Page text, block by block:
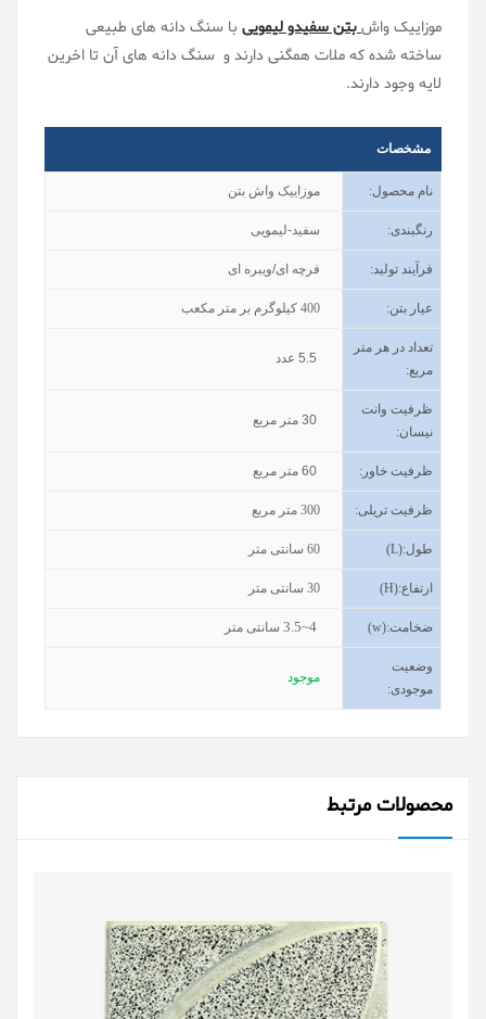
موزاییک واشبتن سفیدو لیمویی با سنگ دانه های طبیعی
ساخته شده که ملات همگنی دارند و سنگ دانه های آن تا اخرین
لایه وجود دارند.
مشخصات
نام محصول: موزاییک واش بتن
رنگبندی: سفید-لیمویی
فرآیند تولید: فرچه ای/ویبره ای
عیار بتن:
400 کیلوگرم بر متر مکعب
تعداد در هر متر
مربع:
5.5 عدد
ظرفیت وانت
نیسان:
30 متر مربع
ظرفیت خاور :
60 متر مربع
ظرفیت تریلی:
300 متر مربع
طول(L):
60 سانتی متر
ارتفاع(H):
30 سانتی متر
ضخامت(w):
3.5~4 سانتی متر
وضعیت
موجودی:
موجود
محصولات مرتبط